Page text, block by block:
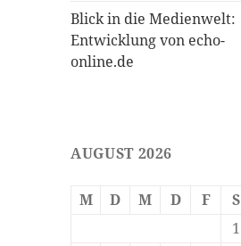
Blick in die Medienwelt:
Entwicklung von echo-
online.de
AUGUST 2026
M D M D F S
1